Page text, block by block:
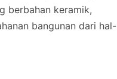
berbahan keramik,
bangunan dari hal-